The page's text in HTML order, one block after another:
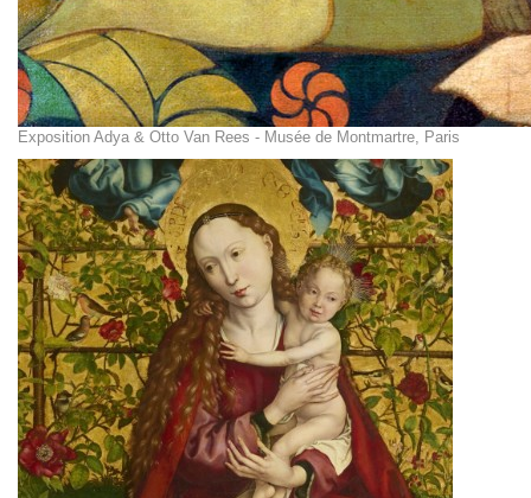
Exposition Adya & Otto Van Rees - Musée de Montmartre, Paris